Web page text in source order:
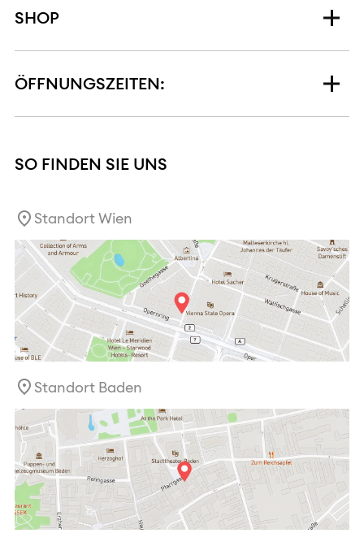
SHOP
ÖFFNUNGSZEITEN:
SO FINDEN SIE UNS
Standort Wien
Standort Baden